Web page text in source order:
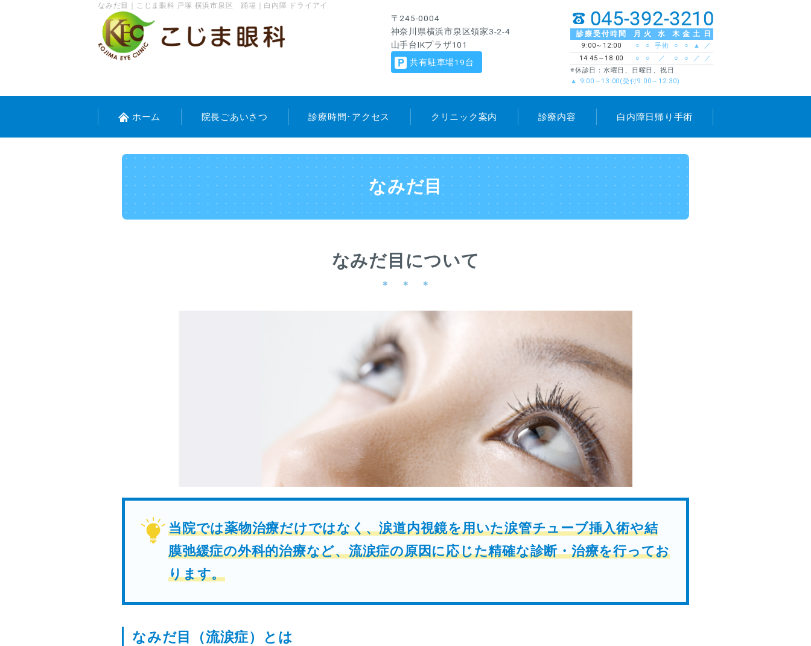
なみだ目｜こじま眼科 戸塚 横浜市泉区 踊場｜白内障 ドライアイ
〒245-0004
神奈川県横浜市泉区領家3-2-4
山手台IKプラザ101
共有駐車場19台
診療受付時間 月 火 水 木 金 土 日
9:00～12:00 ○ ○ 手術 ○ ○ ▲
／
14:45～18:00
○ ○ ／ ○ ○ ／
／
※休診日：水曜日、日曜日、祝日
▲ 9:00～13:00(受付9:00～12:30)
ホーム 院長ごあいさつ 診療時間･アクセス クリニック案内 診療内容 白内障日帰り手術
なみだ目
なみだ目について
当院では薬物治療だけではなく、涙道内視鏡を用いた涙管チューブ挿入術や結
膜弛緩症の外科的治療など、流涙症の原因に応じた精確な診断・治療を行ってお
ります。
なみだ目（流涙症）とは